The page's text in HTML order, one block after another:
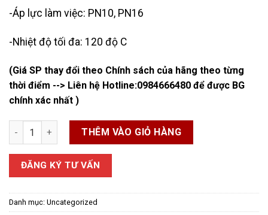
-Áp lực làm việc: PN10, PN16
-Nhiệt độ tối đa: 120 độ C
(Giá SP thay đổi theo Chính sách của hãng theo từng
thời điểm --> Liên hệ Hotline:0984666480 để được BG
chính xác nhất )
Van Dao Tay Gạt số lượngTHÊM VÀO GIỎ HÀNG
ĐĂNG KÝ TƯ VẤN
Danh mục: Uncategorized